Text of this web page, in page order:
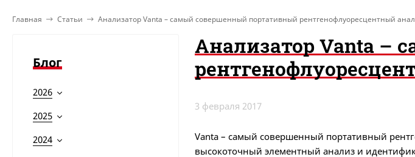
Главная Статьи Анализатор Vanta – самый совершенный портативный рентгенофлуоресцентный
Анализатор Vanta –
3 февраля 2017
Vanta – самый совершенный портативный
высокоточный элементный анализ и
Блог
2026
2025
2024